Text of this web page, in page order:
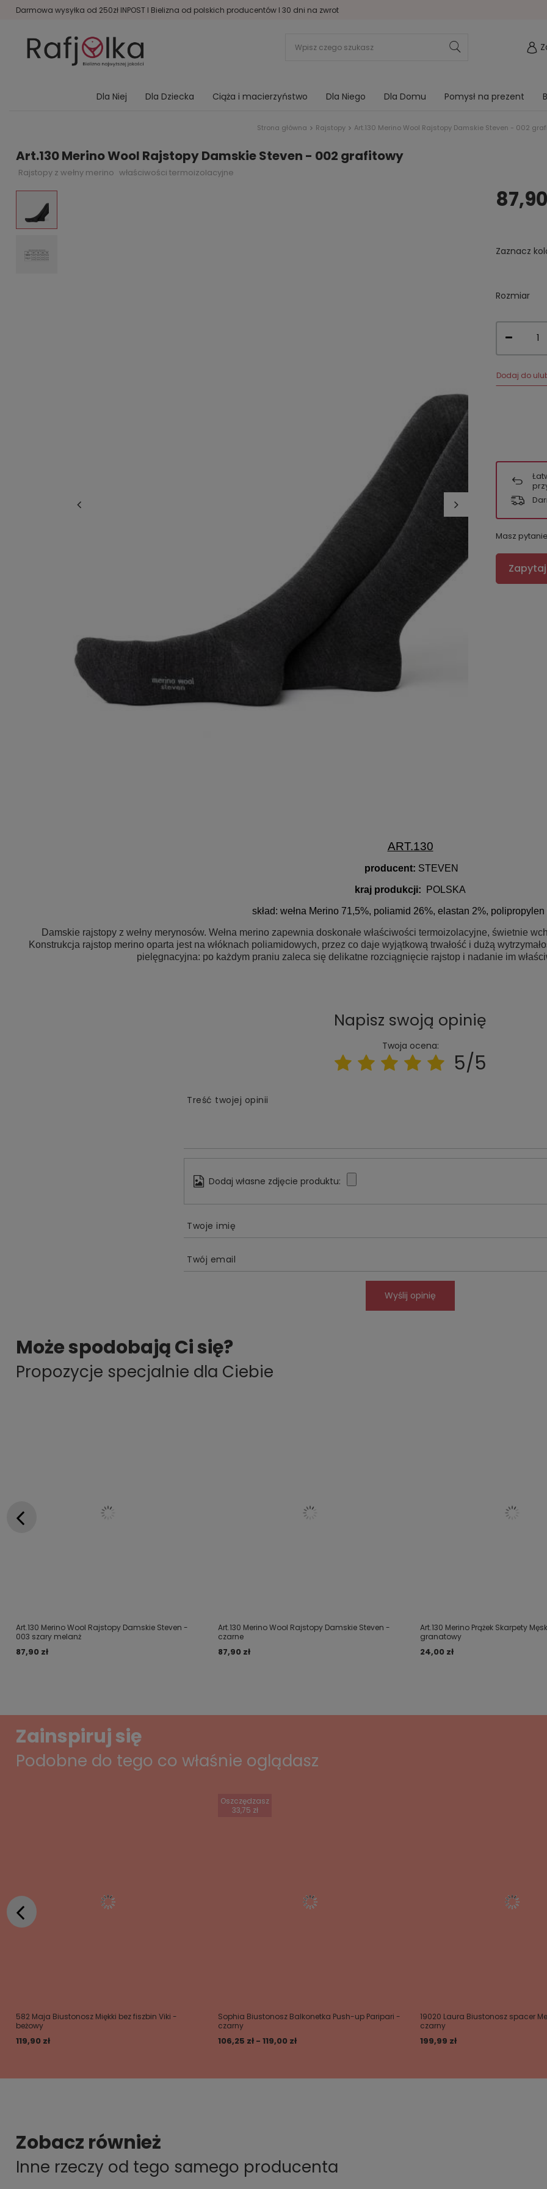
Darmowa wysyłka od 250zł INPOST I Bielizna od polskich producentów I 30 dni na zwrot
Dla Niej Dla Dziecka Ciąża i macierzyństwo Dla Niego Dla Domu Pomysł na prezent
Strona główna Rajstopy Art.130 Merino Wool Rajstopy Damskie Steven - 002
Art.130 Merino Wool Rajstopy Damskie Steven - 002 grafitowy
Rajstopy z wełny merino właściwości termoizolacyjne
Zaznacz
Rozmiar
Dodaj do
Masz
ART.130
producent: STEVEN
kraj produkcji: POLSKA
skład: wełna Merino 71,5%, poliamid 26%, elastan 2%, polipropylen
Damskie rajstopy z wełny merynosów. Wełna merino zapewnia doskonałe właściwości termoizolacyjne, świetnie
Konstrukcja rajstop merino oparta jest na włóknach poliamidowych, przez co daje wyjątkową trwałość i dużą
pielęgnacyjna: po każdym praniu zaleca się delikatne rozciągnięcie rajstop i nadanie im
Napisz swoją opinię
Twoja ocena:
5/5
Treść twojej opinii
Dodaj własne zdjęcie produktu:
Twoje imię
Twój email
Wyślij opinię
Może spodobają Ci się?
Propozycje specjalnie dla Ciebie
Art.130 Merino Wool Rajstopy Damskie Steven -
003 szary melanż
87,90 zł
Art.130 Merino Wool Rajstopy Damskie Steven -
czarne
87,90 zł
Art.130 Merino Prążek Skarpety
granatowy
24,00 zł
Zainspiruj się
Podobne do tego co właśnie oglądasz
582 Maja Biustonosz Miękki bez fiszbin Viki -
beżowy
119,90 zł
Oszczędzasz
33,75 zł
Sophia Biustonosz Balkonetka Push-up Paripari -
czarny
106,25 zł - 119,00 zł
19020 Laura Biustonosz spacer
czarny
199,99 zł
Zobacz również
Inne rzeczy od tego samego producenta